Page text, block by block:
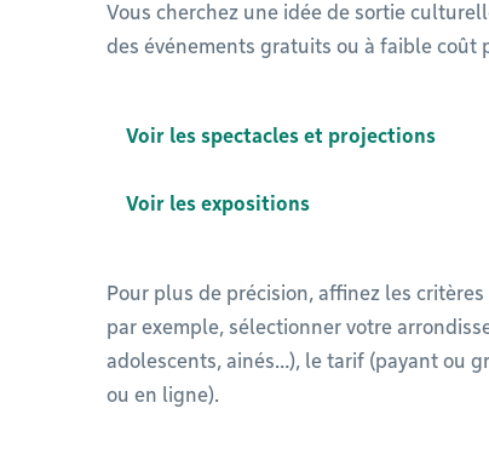
Vous cherchez une idée de sortie
des événements gratuits ou à faible coût
Voir les spectacles et projections
Voir les expositions
Pour plus de précision, affinez les
par exemple, sélectionner votre
adolescents, ainés…), le tarif (payant ou
ou en ligne).